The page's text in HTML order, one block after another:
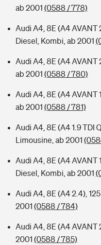
ab 2001 (0588 / 778)
Audi A4, 8E (A4 AVANT
Diesel, Kombi, ab 2001
Audi A4, 8E (A4 AVANT
ab 2001 (0588 / 780)
Audi A4, 8E (A4 AVANT
ab 2001 (0588 / 781)
Audi A4, 8E (A4 1.9 TDI
Limousine, ab 2001
Audi A4, 8E (A4 AVANT
Diesel, Kombi, ab 2001
Audi A4, 8E (A4 2.4),
2001 (0588 / 784)
Audi A4, 8E (A4 AVANT
2001 (0588 / 785)